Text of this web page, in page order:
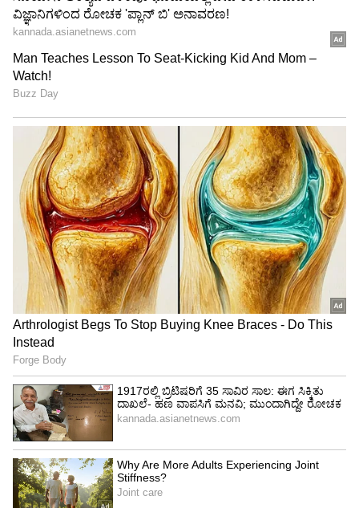
ನೂರಾರು ಜನ ಫ್ಯಾನ್ಸ್ ಆಗಮನ!
ಕೇಳಿ ಕಂಪನಿ ಸಿಇಒ ಮಾಡಿದ್ದೇನು?
LATEST VIDEOS
"ರಾಜಕೀಯ ಬೇಡ, ಸಿನಿಮಾನೇ ಪ್ರಾಣ":
ಕನಕೋತ್ಸವದಲ್ಲಿ ರಿಷಬ್ ಶೆಟ್ಟಿ | Rishab
Shetty speech | Suvarna News
ಶೇ.50 ರಿಂದ ಶೇ.18 ಕ್ಕೆ TAX ಇಳಿಕೆ: ಮೋದಿ-
ಟ್ರಂಪ್ ಐತಿಹಾಸಿಕ ಒಪ್ಪಂದ | India US
Trade Deal | Party Rounds